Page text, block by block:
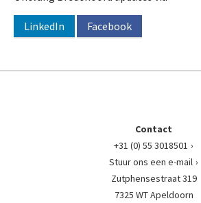
LinkedIn Facebook
Contact
+31 (0) 55 3018501
Stuur ons een e-mail
Zutphensestraat 319
7325 WT Apeldoorn